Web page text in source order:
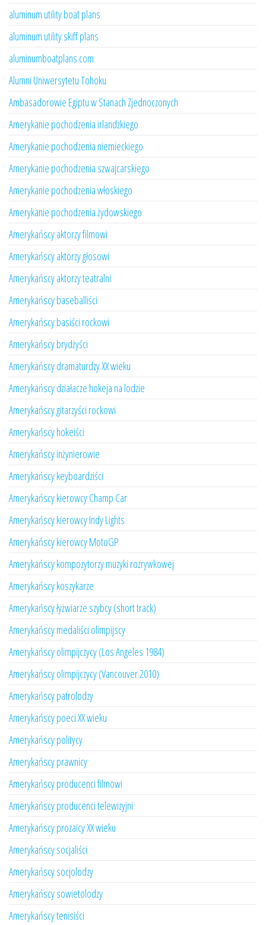
aluminum utility boat plans
aluminum utility skiff plans
aluminumboatplans.com
Alumni Uniwersytetu Tohoku
Ambasadorowie Egiptu w Stanach Zjednoczonych
Amerykanie pochodzenia irlandzkiego
Amerykanie pochodzenia niemieckiego
Amerykanie pochodzenia szwajcarskiego
Amerykanie pochodzenia włoskiego
Amerykanie pochodzenia żydowskiego
Amerykańscy aktorzy filmowi
Amerykańscy aktorzy głosowi
Amerykańscy aktorzy teatralni
Amerykańscy baseballiści
Amerykańscy basiści rockowi
Amerykańscy brydżyści
Amerykańscy dramaturdzy XX wieku
Amerykańscy działacze hokeja na lodzie
Amerykańscy gitarzyści rockowi
Amerykańscy hokeiści
Amerykańscy inżynierowie
Amerykańscy keyboardziści
Amerykańscy kierowcy Champ Car
Amerykańscy kierowcy Indy Lights
Amerykańscy kierowcy MotoGP
Amerykańscy kompozytorzy muzyki rozrywkowej
Amerykańscy koszykarze
Amerykańscy łyżwiarze szybcy (short track)
Amerykańscy medaliści olimpijscy
Amerykańscy olimpijczycy (Los Angeles 1984)
Amerykańscy olimpijczycy (Vancouver 2010)
Amerykańscy patrolodzy
Amerykańscy poeci XX wieku
Amerykańscy politycy
Amerykańscy prawnicy
Amerykańscy producenci filmowi
Amerykańscy producenci telewizyjni
Amerykańscy prozaicy XX wieku
Amerykańscy socjaliści
Amerykańscy socjolodzy
Amerykańscy sowietolodzy
Amerykańscy tenisiści